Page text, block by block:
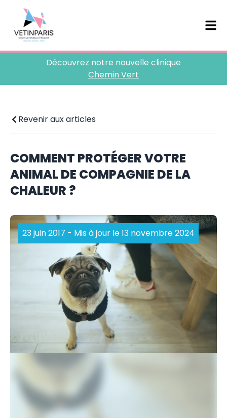
Découvrez notre nouvelle clinique
Chemin Vert
Revenir aux articles
COMMENT PROTÉGER VOTRE
ANIMAL DE COMPAGNIE DE LA
CHALEUR ?
23 juin 2017 - Mis à jour le 13 novembre 2024